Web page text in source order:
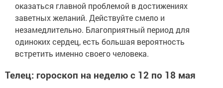
оказаться главной проблемой в достижениях
заветных желаний. Действуйте смело и
незамедлительно. Благоприятный период для
одиноких сердец, есть большая вероятность
встретить именно своего человека.
Телец: гороскоп на неделю с 12 по 18 мая